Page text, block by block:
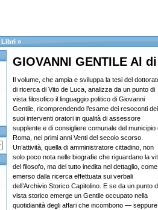
Libri »
GIOVANNI GENTILE Al
Il volume, che ampia e sviluppa la tesi del
di ricerca di Vito de Luca, analizza da un punto di
vista filosofico il linguaggio politico di Giovanni
Gentile, ricomprendendo l’esame dei resoconti dei
suoi interventi oratori in qualità di assessore
supplente e di consigliere comunale del municipio
Roma, nei primi anni Venti del secolo scorso.
Un’attività, quella di amministratore cittadino, non
solo poco nota nelle biografie che riguardano la
del filosofo, ma del tutto inedita nel dettaglio,
emerso dalla ricerca effettuata sui verbali
dell’Archivio Storico Capitolino. E se da un punto
vista storico emerge un Gentile occupato nella
quotidianità degli affari che incombono —